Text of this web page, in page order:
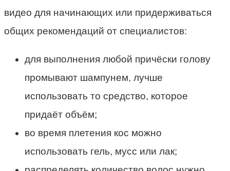
видео для начинающих или придерживаться
общих рекомендаций от специалистов:
для выполнения любой причёски голову
промывают шампунем, лучше
использовать то средство, которое
придаёт объём;
во время плетения кос можно
использовать гель, мусс или лак;